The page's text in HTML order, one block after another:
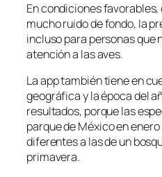
En condiciones
mucho ruido de fondo, la
incluso para personas que
atención a las aves.
La app también tiene en
geográfica y la época del
resultados, porque las
parque de México en
diferentes a las de un
primavera.